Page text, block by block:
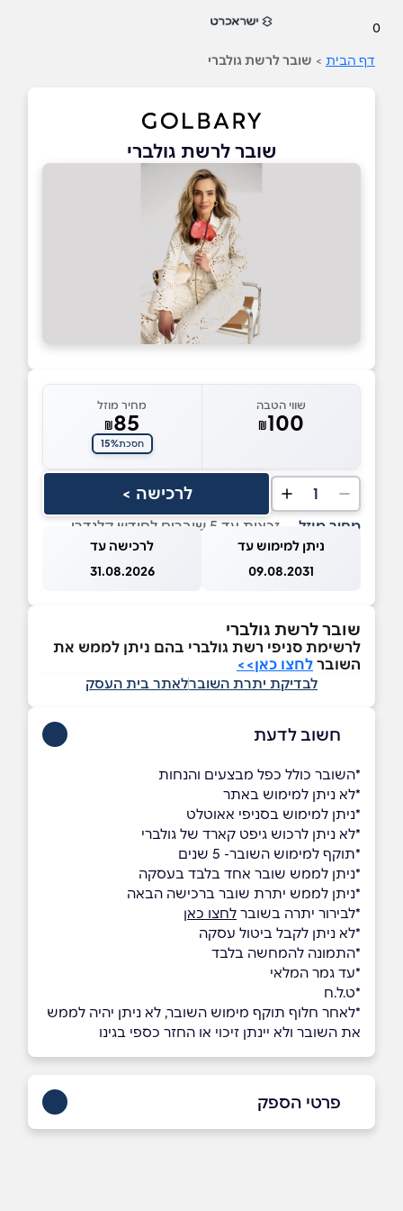
0
דף הבית > שובר לרשת גולברי
שובר לרשת גולברי
שווי הטבה
₪100
מחיר מוזל
₪85
חסכת15%
1 לרכישה >
מחיר מוזל — זכאות עד 5 שוברים לחודש קלנדרי
ניתן למימוש עד
09.08.2031
לרכישה עד
31.08.2026
שובר לרשת גולברי
לרשימת סניפי רשת גולברי בהם ניתן לממש את
השובר לחצו כאן>>
לבדיקת יתרת השוברלאתר בית העסק
חשוב לדעת
*השובר כולל כפל מבצעים והנחות
*לא ניתן למימוש באתר
*ניתן למימוש בסניפי אאוטלט
*לא ניתן לרכוש גיפט קארד של גולברי
*תוקף למימוש השובר- 5 שנים
*ניתן לממש שובר אחד בלבד בעסקה
*ניתן לממש יתרת שובר ברכישה הבאה
*לבירור יתרה בשובר לחצו כאן
*לא ניתן לקבל ביטול עסקה
*התמונה להמחשה בלבד
*עד גמר המלאי
*ט.ל.ח
*לאחר חלוף תוקף מימוש השובר, לא ניתן יהיה לממש
את השובר ולא יינתן זיכוי או החזר כספי בגינו
פרטי הספק